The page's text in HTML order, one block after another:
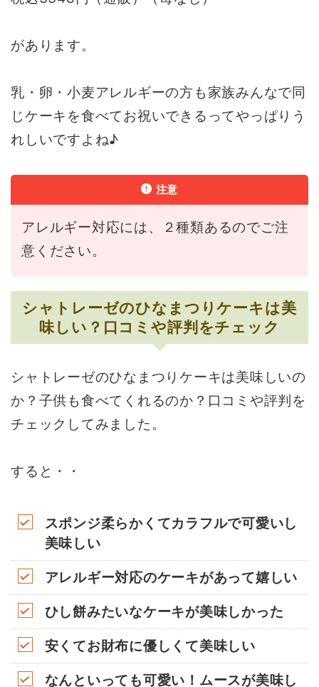
があります。
乳・卵・小麦アレルギーの方も家族みんなで同
じケーキを食べてお祝いできるってやっぱりう
れしいですよね♪
注意
アレルギー対応には、２種類あるのでご注
意ください。
シャトレーゼのひなまつりケーキは美
味しい？口コミや評判をチェック
シャトレーゼのひなまつりケーキは美味しいの
か？子供も食べてくれるのか？口コミや評判を
チェックしてみました。
すると・・
スポンジ柔らかくてカラフルで可愛いし
美味しい
アレルギー対応のケーキがあって嬉しい
ひし餅みたいなケーキが美味しかった
安くてお財布に優しくて美味しい
なんといっても可愛い！ムースが美味し